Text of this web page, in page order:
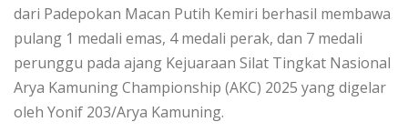
dari Padepokan Macan Putih Kemiri berhasil membawa
pulang 1 medali emas, 4 medali perak, dan 7 medali
perunggu pada ajang Kejuaraan Silat Tingkat Nasional
Arya Kamuning Championship (AKC) 2025 yang digelar
oleh Yonif 203/Arya Kamuning.